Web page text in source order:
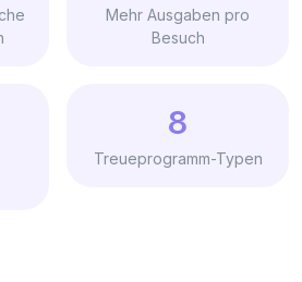
Mehr Ausgaben pro
Besuch
8
Treueprogramm-Typen